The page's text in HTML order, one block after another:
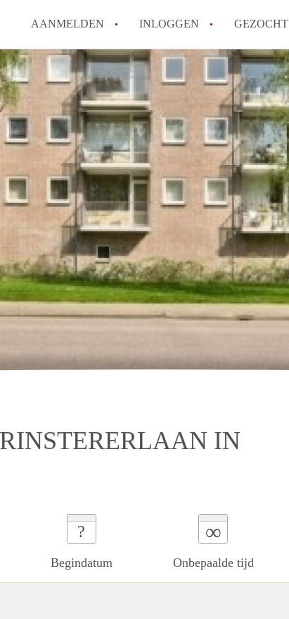
AANMELDEN INLOGGEN GEZOCHT
IN
?
Begindatum
∞
Onbepaalde tijd